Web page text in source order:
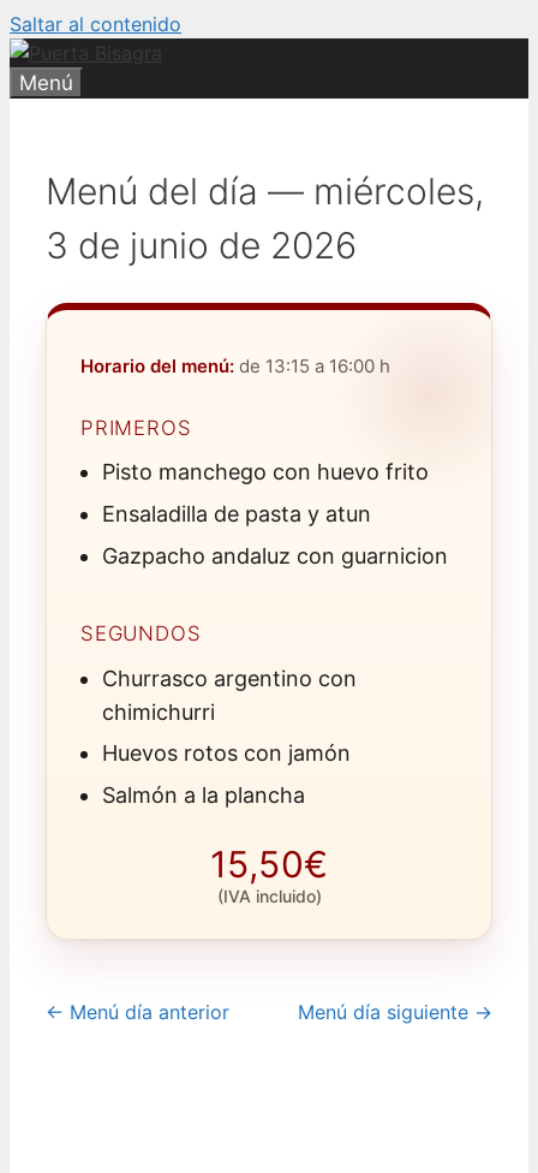
Saltar al contenido
Menú
Menú del día — miércoles,
3 de junio de 2026
Horario del menú: de 13:15 a 16:00 h
PRIMEROS
Pisto manchego con huevo frito
Ensaladilla de pasta y atun
Gazpacho andaluz con guarnicion
SEGUNDOS
Churrasco argentino con
chimichurri
Huevos rotos con jamón
Salmón a la plancha
15,50€
(IVA incluido)
← Menú día anterior Menú día siguiente →